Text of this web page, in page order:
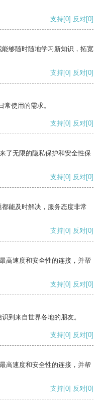
支持[0] 反对[0]
够随时随地学习新知识，拓宽
支持[0] 反对[0]
使用的需求。
支持[0] 反对[0]
了无限的隐私保护和安全性保
支持[0] 反对[0]
能及时解决，服务态度非常
支持[0] 反对[0]
高速度和安全性的连接，并帮
支持[0] 反对[0]
到来自世界各地的朋友。
支持[0] 反对[0]
高速度和安全性的连接，并帮
支持[0] 反对[0]